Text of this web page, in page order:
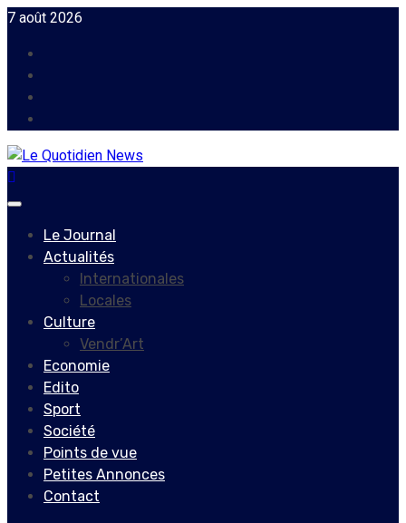
Skip
content
7 août 2026
Primary
Le Journal
Actualités
Internationales
Locales
Culture
Vendr’Art
Economie
Edito
Sport
Société
Points de vue
Petites Annonces
Contact